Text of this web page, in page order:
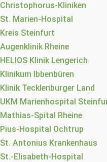
Christophorus-Kliniken
St. Marien-Hospital
Kreis Steinfurt
Augenklinik Rheine
HELIOS Klinik Lengerich
Klinikum Ibbenbüren
Klinik Tecklenburger Land
UKM Marienhospital
Mathias-Spital Rheine
Pius-Hospital Ochtrup
St. Antonius Krankenhaus
St.-Elisabeth-Hospital